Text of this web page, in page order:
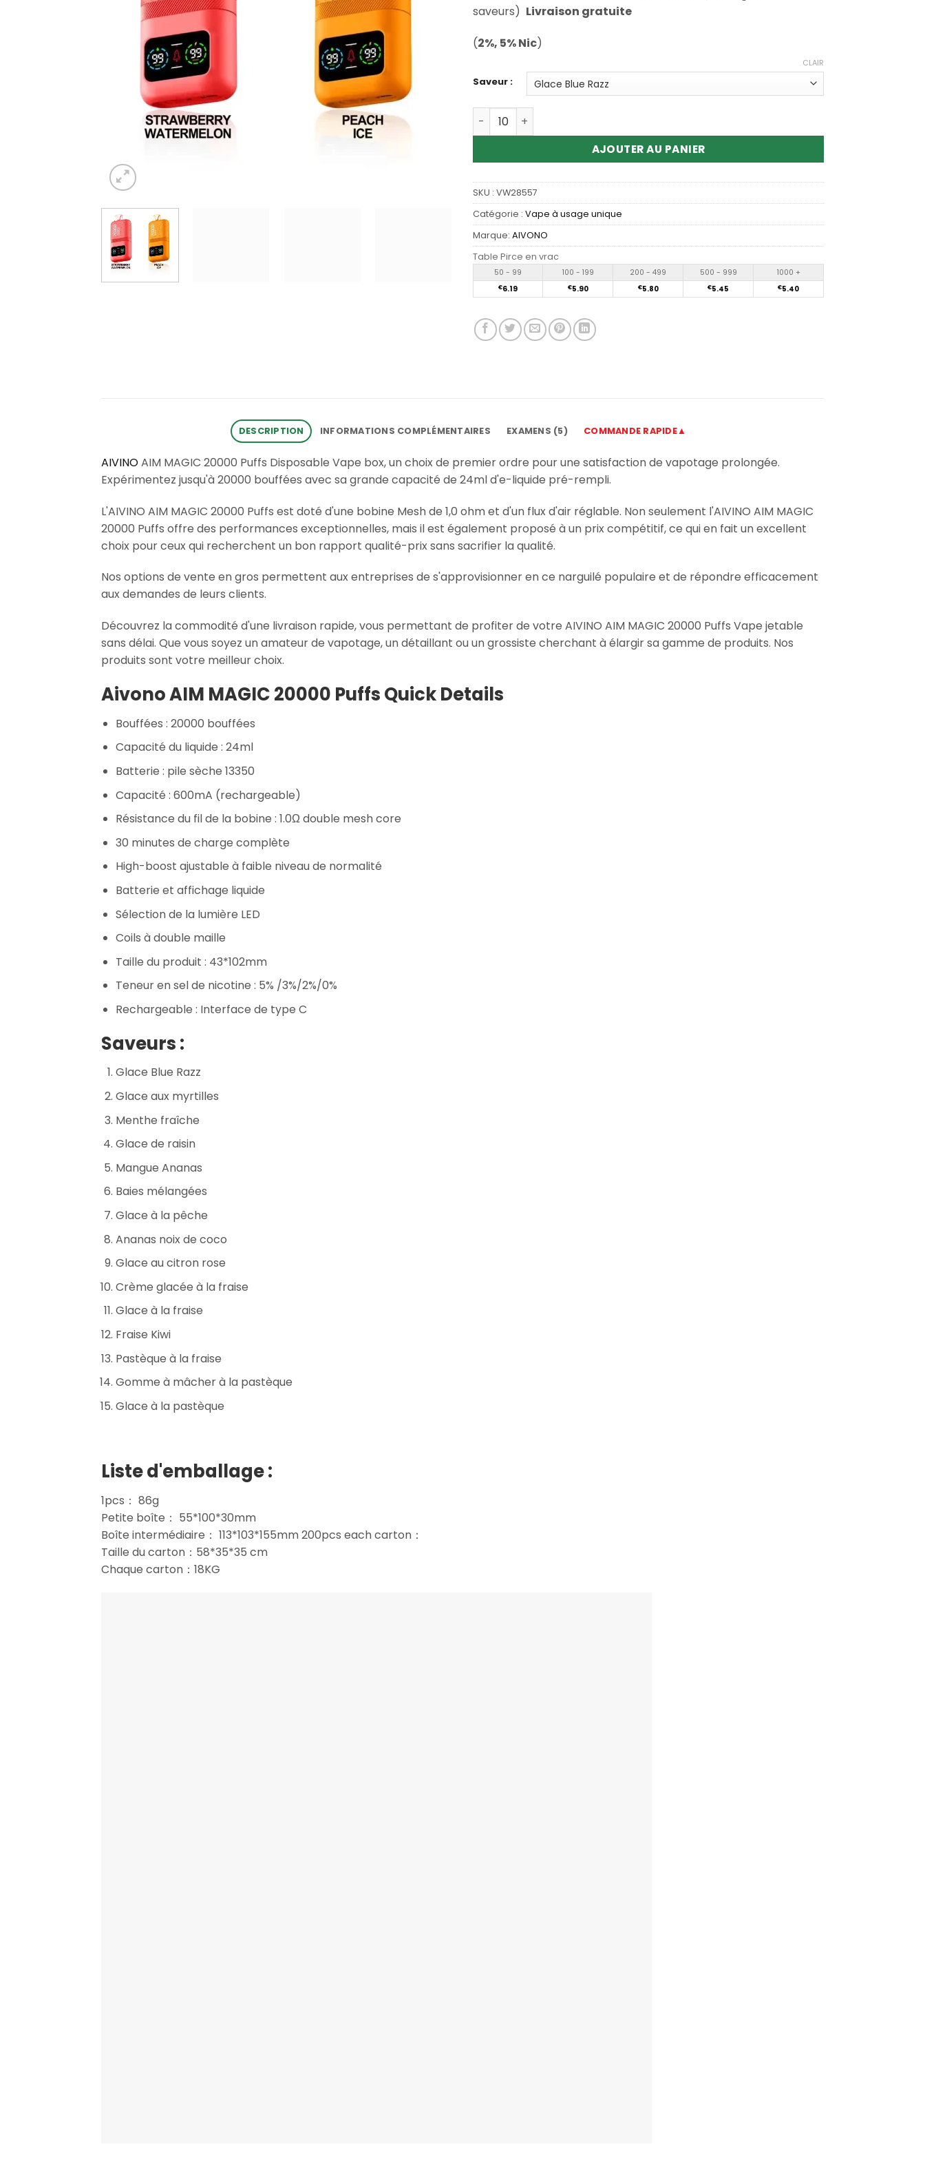
client
saveurs) Livraison gratuite
(2%, 5% Nic)
Saveur :
CLAIR
Quantité Wholesale AIVINO AIM MAGIC 20000 Puffs Disposable vape
AJOUTER AU PANIER
SKU : VW28557
Catégorie : Vape à usage unique
Marque: AIVONO
Table Pirce en vrac
50 - 99 100 - 199 200 - 499 500 - 999 1000 +
€6.19 €5.90 €5.80 €5.45 €5.40
DESCRIPTION INFORMATIONS COMPLÉMENTAIRES EXAMENS (5) COMMANDE RAPIDE▲
AIVINOAIM MAGIC 20000 Puffs Disposable Vape box, un choix de premier ordre pour une satisfaction de vapotage prolongée.
Expérimentez jusqu'à 20000 bouffées avec sa grande capacité de 24ml d'e-liquide pré-rempli.
L'AIVINO AIM MAGIC 20000 Puffs est doté d'une bobine Mesh de 1,0 ohm et d'un flux d'air réglable. Non seulement l'AIVINO AIM MAGIC
20000 Puffs offre des performances exceptionnelles, mais il est également proposé à un prix compétitif, ce qui en fait un excellent
choix pour ceux qui recherchent un bon rapport qualité-prix sans sacrifier la qualité.
Nos options de vente en gros permettent aux entreprises de s'approvisionner en ce narguilé populaire et de répondre efficacement
aux demandes de leurs clients.
Découvrez la commodité d'une livraison rapide, vous permettant de profiter de votre AIVINO AIM MAGIC 20000 Puffs Vape jetable
sans délai. Que vous soyez un amateur de vapotage, un détaillant ou un grossiste cherchant à élargir sa gamme de produits. Nos
produits sont votre meilleur choix.
Aivono AIM MAGIC 20000 Puffs Quick Details
Bouffées : 20000 bouffées
Capacité du liquide : 24ml
Batterie : pile sèche 13350
Capacité : 600mA (rechargeable)
Résistance du fil de la bobine : 1.0Ω double mesh core
30 minutes de charge complète
High-boost ajustable à faible niveau de normalité
Batterie et affichage liquide
Sélection de la lumière LED
Coils à double maille
Taille du produit : 43*102mm
Teneur en sel de nicotine : 5% /3%/2%/0%
Rechargeable : Interface de type C
Saveurs :
Glace Blue Razz
Glace aux myrtilles
Menthe fraîche
Glace de raisin
Mangue Ananas
Baies mélangées
Glace à la pêche
Ananas noix de coco
Glace au citron rose
Crème glacée à la fraise
Glace à la fraise
Fraise Kiwi
Pastèque à la fraise
Gomme à mâcher à la pastèque
Glace à la pastèque
Liste d'emballage :
1pcs： 86g
Petite boîte： 55*100*30mm
Boîte intermédiaire： 113*103*155mm 200pcs each carton：
Taille du carton：58*35*35 cm
Chaque carton：18KG